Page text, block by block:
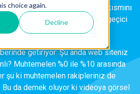
choice again.
Decline
geçirdikleri zamanın büyük bir kısmını
ve bu saman alevi gibi gelip geçici
getiriyor: Şu anda web siteniz
Muhtemelen %0 ile %10 arasında
şu ki muhtemelen rakipleriniz de
Bu da demek oluyor ki videoya görsel